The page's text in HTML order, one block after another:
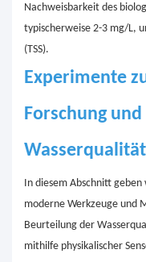
Nachweisbarkeit des
typischerweise 2-3 mg/L,
(TSS).
Experimente
Forschung und
In diesem Abschnitt
moderne Werkzeuge und
Beurteilung der
mithilfe physikalischer